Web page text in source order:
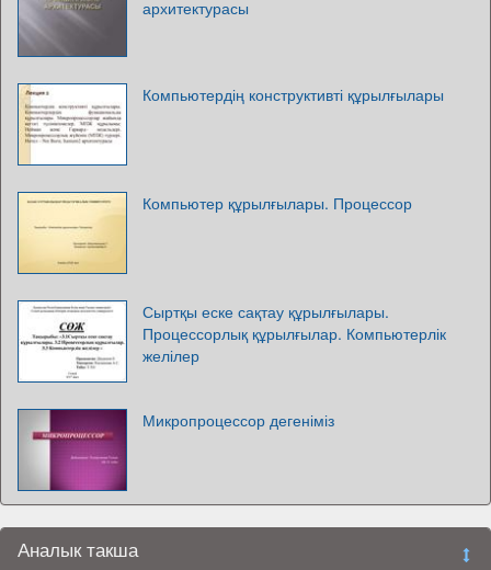
архитектурасы
Компьютердің конструктивті құрылғылары
Компьютер құрылғылары. Процессор
Сыртқы еске сақтау құрылғылары.
Процессорлық құрылғылар. Компьютерлік
желілер
Микропроцессор дегеніміз
Аналык такша